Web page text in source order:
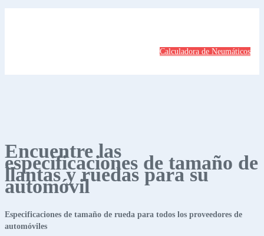
Calculadora de Neumáticos
Encuentre las
especificaciones de tamaño de
llantas y ruedas para su
automóvil
Especificaciones de tamaño de rueda para todos los proveedores de
automóviles